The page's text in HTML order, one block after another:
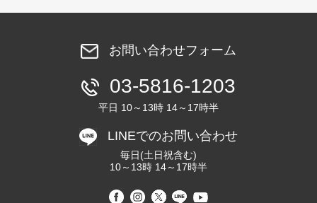
お問い合わせフォーム
03-5816-1203
平日 10～13時 14～17時半
LINEでのお問い合わせ
毎日(土日祝含む)
10～13時 14～17時半